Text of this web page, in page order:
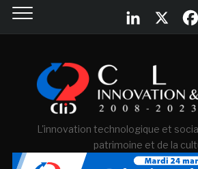
L'innovation technologique et
patrimoine et de la